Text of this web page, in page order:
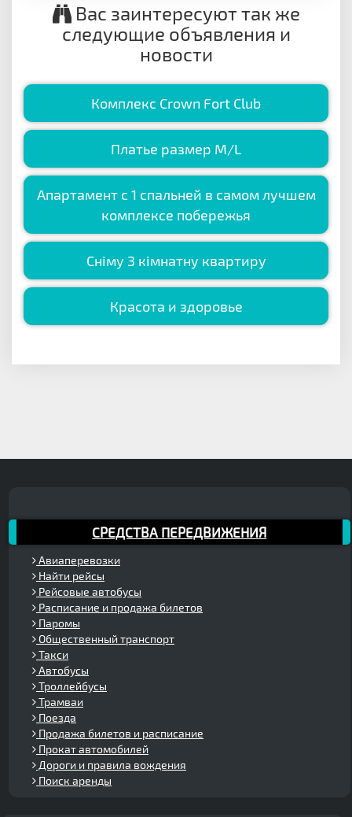
Вас заинтересуют так же
следующие объявления и
новости
Комплекс Crown Fort Club
Платье размер M/L
Апартамент с 1 спальней в самом лучшем
комплексе побережья
Сніму 3 кімнатну квартиру
Красота и здоровье
СРЕДСТВА ПЕРЕДВИЖЕНИЯ
Авиаперевозки
Найти рейсы
Рейсовые автобусы
Расписание и продажа билетов
Паромы
Общественный транспорт
Такси
Автобусы
Троллейбусы
Трамваи
Поезда
Продажа билетов и расписание
Прокат автомобилей
Дороги и правила вождения
Поиск аренды